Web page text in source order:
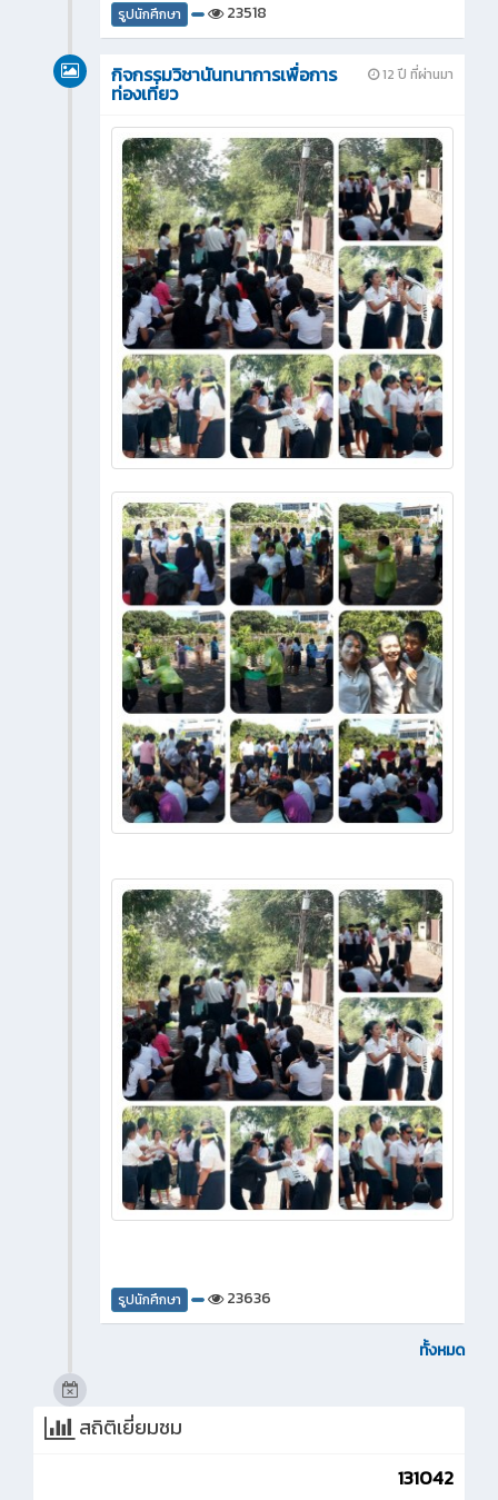
รูปนักศึกษา 23518
12 ปี ที่ผ่านมา
กิจกรรมวิชานันทนาการเพื่อการ
ท่องเที่ยว
รูปนักศึกษา 23636
ทั้งหมด
สถิติเยี่ยมชม
131042